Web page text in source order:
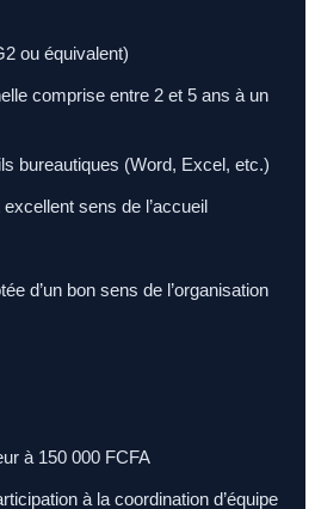
ou équivalent)
comprise entre 2 et 5 ans à un
bureautiques (Word, Excel, etc.)
sens de l’accueil
d’un bon sens de l’organisation
à 150 000 FCFA
à la coordination d’équipe